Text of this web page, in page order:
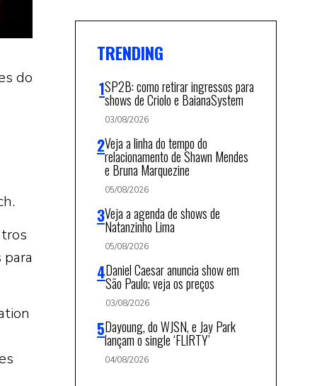
do
TRENDING
SP2B: como retirar ingressos para
shows de Criolo e BaianaSystem
03/08/2026
Veja a linha do tempo do
relacionamento de Shawn Mendes
e Bruna Marquezine
05/08/2026
Veja a agenda de shows de
Natanzinho Lima
05/08/2026
Daniel Caesar anuncia show em
São Paulo; veja os preços
03/08/2026
Dayoung, do WJSN, e Jay Park
lançam o single ‘FLIRTY’
04/08/2026